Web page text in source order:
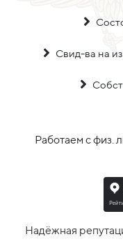
Свид-ва на
Работаем с физ.
Надёжная